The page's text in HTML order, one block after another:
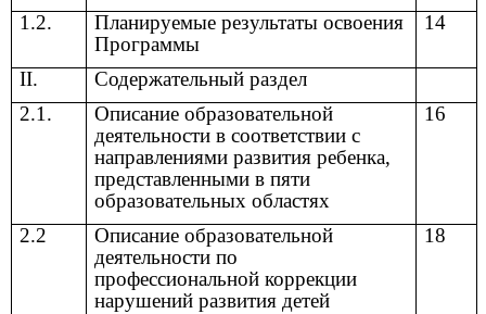
1.2.
Планируемые результаты освоения
Программы
14
II.
Содержательный раздел
2.1.
Описание образовательной
деятельности в соответствии с
направлениями развития ребенка,
представленными в пяти
образовательных областях
16
2.2
Описание образовательной
деятельности по
профессиональной коррекции
нарушений развития детей
18